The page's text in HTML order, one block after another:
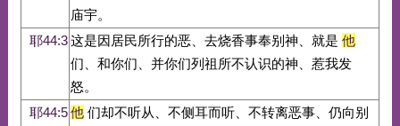
庙宇。
耶44:3这是因居民所行的恶、去烧香事奉别神、就是 他
们、和你们、并你们列祖所不认识的神、惹我发
怒。
耶44:5他们却不听从、不侧耳而听、不转离恶事、仍向别